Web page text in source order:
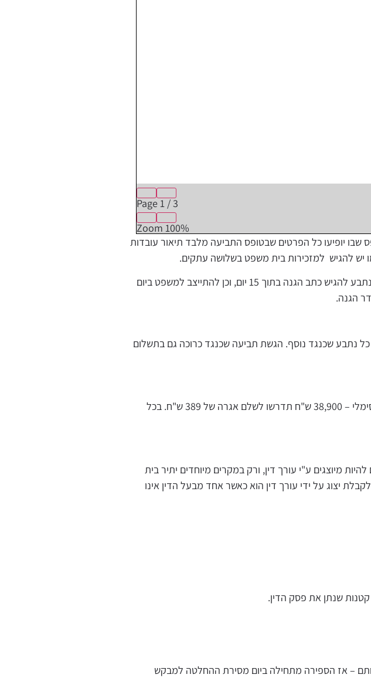
Page1/3
Zoom100%
שבו יופיעו כל הפרטים שבטופס התביעה מלבד תיאור עובדות
יש להגיש למזכירות בית משפט בשלושה עתקים.
להגיש כתב הגנה בתוך 15 יום, וכן להתייצב למשפט ביום
הגנה.
נתבע שכנגד נוסף. הגשת תביעה שכנגד כרוכה גם בתשלום
– 38,900 ש"ח תדרשו לשלם אגרה של 389 ש"ח . בכל
מיוצגים ע"י עורך דין, ורק במקרים מיוחדים יתיר בית
יצוג על ידי עורך דין הוא כאשר אחד מבעל הדין אינו
שנתן את פסק הדין.
– אז הספירה מתחילה ביום מסירת ההחלטה למבקש